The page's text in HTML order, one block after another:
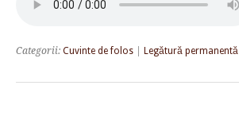
Categorii: Cuvinte de folos Legătură permanentă